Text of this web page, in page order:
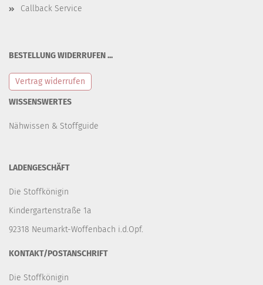
Callback Service
BESTELLUNG WIDERRUFEN ...
Vertrag widerrufen
WISSENSWERTES
Nähwissen & Stoffguide
LADENGESCHÄFT
Die Stoffkönigin
Kindergartenstraße 1a
92318 Neumarkt-Woffenbach i.d.Opf.
KONTAKT/POSTANSCHRIFT
Die Stoffkönigin